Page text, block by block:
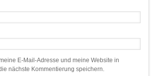
E-Mail-Adresse und meine Website in
nächste Kommentierung speichern.